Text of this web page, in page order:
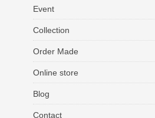
Event
Collection
Order Made
Online store
Blog
Contact